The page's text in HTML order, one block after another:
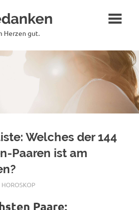
Herzen gut.
Welches der 144
Paaren ist am
HOROSKOP
Paare: